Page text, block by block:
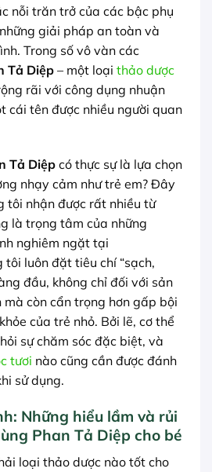
nỗi trăn trở của các bậc phụ
giải pháp an toàn và
Trong số vô vàn các
Tả Diệp – một loại thảo dược
rãi với công dụng nhuận
cái tên được nhiều người quan
Tả Diệp có thực sự là lựa chọn
nhạy cảm như trẻ em? Đây
tôi nhận được rất nhiều từ
là trọng tâm của những
nghiêm ngặt tại
tôi luôn đặt tiêu chí “sạch,
đầu, không chỉ đối với sản
mà còn cẩn trọng hơn gấp bội
của trẻ nhỏ. Bởi lẽ, cơ thể
sự chăm sóc đặc biệt, và
tươi nào cũng cần được đánh
sử dụng.
Những hiểu lầm và rủi
Phan Tả Diệp cho bé
loại thảo dược nào tốt cho